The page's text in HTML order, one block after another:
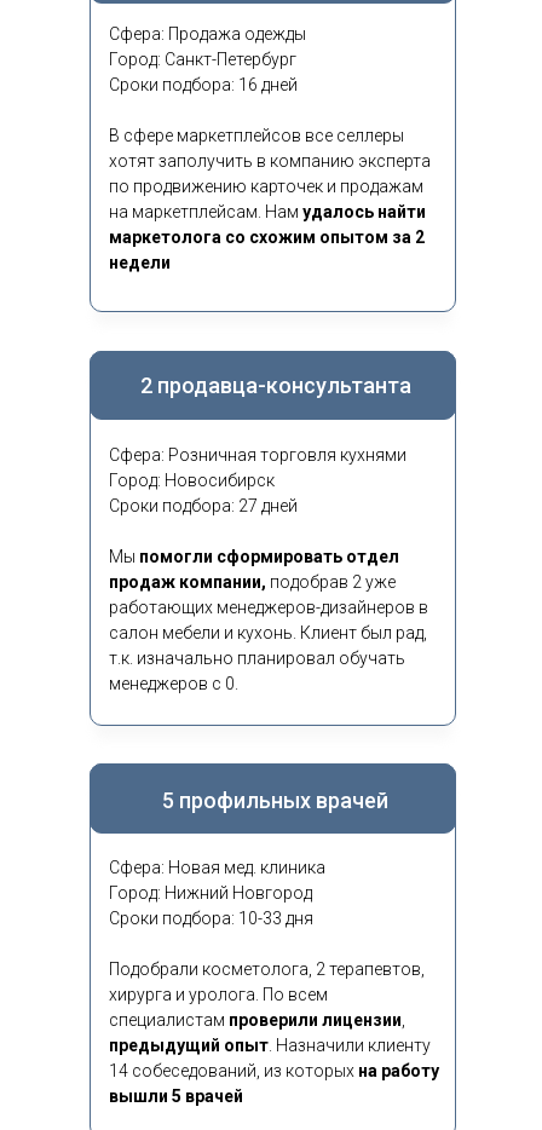
Сфера: Продажа одежды
Город: Санкт-Петербург
Сроки подбора: 16 дней
В сфере маркетплейсов все селлеры
хотят заполучить в компанию эксперта
по продвижению карточек и продажам
на маркетплейсам. Нам удалось найти
маркетолога со схожим опытом за 2
недели
2 продавца-консультанта
Сфера: Розничная торговля кухнями
Город: Новосибирск
Сроки подбора: 27 дней
Мы помогли сформировать отдел
продаж компании, подобрав 2 уже
работающих менеджеров-дизайнеров в
салон мебели и кухонь. Клиент был рад,
т.к. изначально планировал обучать
менеджеров с 0.
5 профильных врачей
Сфера: Новая мед. клиника
Город: Нижний Новгород
Сроки подбора: 10-33 дня
Подобрали косметолога, 2 терапевтов,
хирурга и уролога. По всем
специалистам проверили лицензии
предыдущий опыт Назначили клиенту
14 собеседований, из которых на работу
вышли 5 врачей